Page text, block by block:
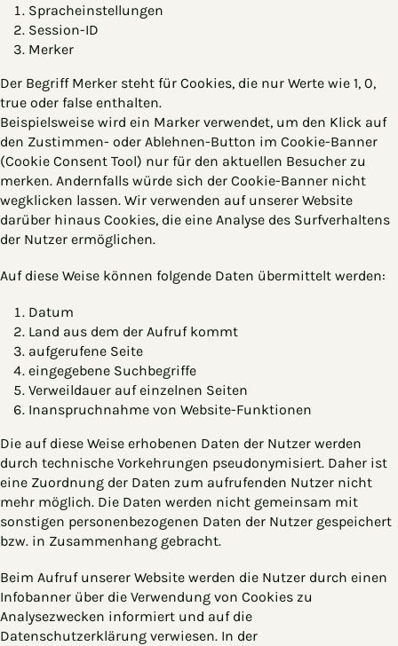
Spracheinstellungen
Session-ID
Merker
Der Begriff Merker steht für Cookies, die nur Werte wie 1, 0,
true oder false enthalten.
Beispielsweise wird ein Marker verwendet, um den Klick auf
den Zustimmen- oder Ablehnen-Button im Cookie-Banner
(Cookie Consent Tool) nur für den aktuellen Besucher zu
merken. Andernfalls würde sich der Cookie-Banner nicht
wegklicken lassen. Wir verwenden auf unserer Website
darüber hinaus Cookies, die eine Analyse des Surfverhaltens
der Nutzer ermöglichen.
Auf diese Weise können folgende Daten übermittelt werden:
Datum
Land aus dem der Aufruf kommt
aufgerufene Seite
eingegebene Suchbegriffe
Verweildauer auf einzelnen Seiten
Inanspruchnahme von Website-Funktionen
Die auf diese Weise erhobenen Daten der Nutzer werden
durch technische Vorkehrungen pseudonymisiert. Daher ist
eine Zuordnung der Daten zum aufrufenden Nutzer nicht
mehr möglich. Die Daten werden nicht gemeinsam mit
sonstigen personenbezogenen Daten der Nutzer gespeichert
bzw. in Zusammenhang gebracht.
Beim Aufruf unserer Website werden die Nutzer durch einen
Infobanner über die Verwendung von Cookies zu
Analysezwecken informiert und auf die
Datenschutzerklärung verwiesen. In der